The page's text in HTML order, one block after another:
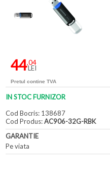
44,04
LEI
Pretul contine TVA
IN STOC FURNIZOR
Cod Bocris: 138687
Cod Produs:AC906-32G-RBK
GARANTIE
Pe viata